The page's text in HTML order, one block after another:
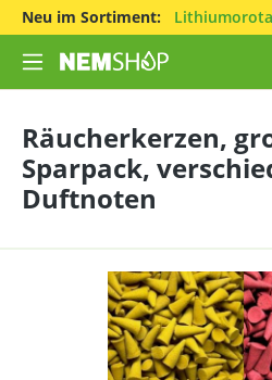
Neu im Sortiment:
Räucherkerzen,
Sparpack,
Duftnoten
Bildergalerie überspringen